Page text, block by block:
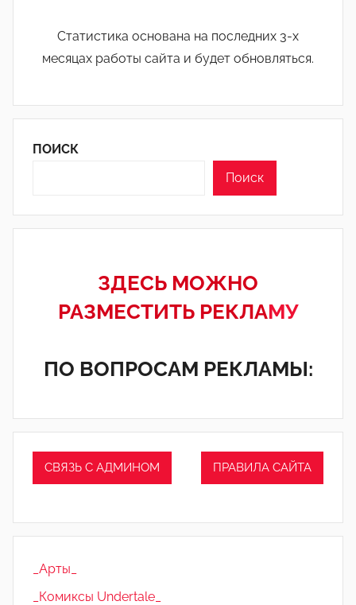
Статистика основана на последних 3-х
месяцах работы сайта и будет обновляться.
ПОИСК
Поиск
ЗДЕСЬ МОЖНО
РАЗМЕСТИТЬ РЕКЛАМУ
ПО ВОПРОСАМ РЕКЛАМЫ:
СВЯЗЬ С АДМИНОМ ПРАВИЛА САЙТА
_Арты_
_Комиксы Undertale_